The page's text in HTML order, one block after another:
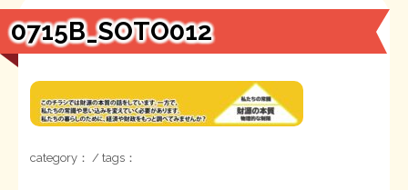
もっと知りたい方へ
旧・財源研究室について
0715B_SOTO012
category： / tags：